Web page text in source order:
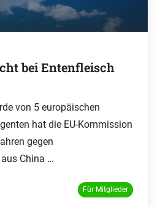
bei Entenfleisch
von 5 europäischen
hat die EU-Kommission
gegen
China …
Für Mitglieder